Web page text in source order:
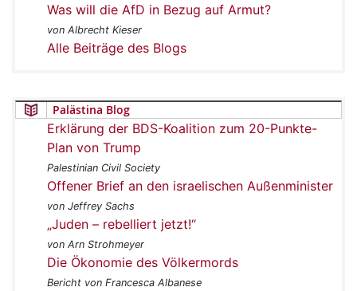
Was will die AfD in Bezug auf Armut?
von Albrecht Kieser
Alle Beiträge des Blogs
Palästina Blog
Erklärung der BDS-Koalition zum 20-Punkte-
Plan von Trump
Palestinian Civil Society
Offener Brief an den israelischen Außenminister
von Jeffrey Sachs
„Juden – rebelliert jetzt!“
von Arn Strohmeyer
Die Ökonomie des Völkermords
Bericht von Francesca Albanese